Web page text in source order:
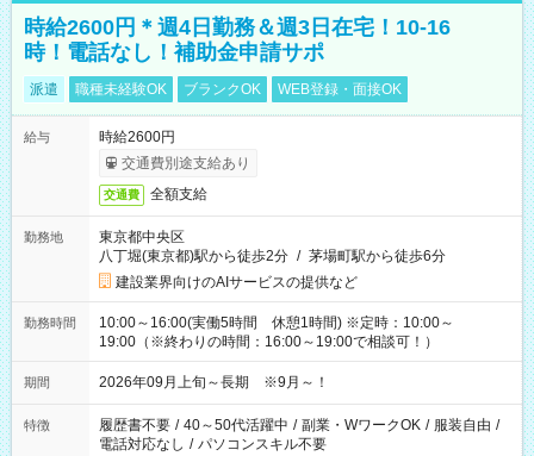
時給2600円＊週4日勤務＆週3日在宅！10-16
時！電話なし！補助金申請サポ
派遣 職種未経験OK ブランクOK WEB登録・面接OK
給与
時給2600円
交通費別途支給あり
交通費 全額支給
勤務地
東京都中央区
八丁堀(東京都)駅から徒歩2分 / 茅場町駅から徒歩6分
建設業界向けのAIサービスの提供など
勤務時間
10:00～16:00(実働5時間 休憩1時間) ※定時：10:00～
19:00（※終わりの時間：16:00～19:00で相談可！）
期間 2026年09月上旬～長期 ※9月～！
特徴 履歴書不要 / 40～50代活躍中 / 副業・WワークOK / 服装自由 /
電話対応なし / パソコンスキル不要